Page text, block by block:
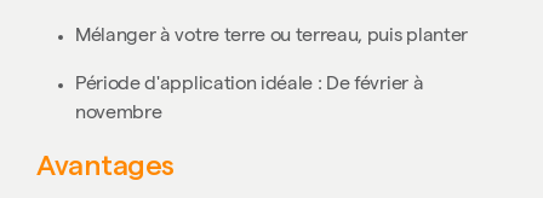
Mélanger à votre terre ou terreau, puis planter
Période d'application idéale : De février à
novembre
Avantages